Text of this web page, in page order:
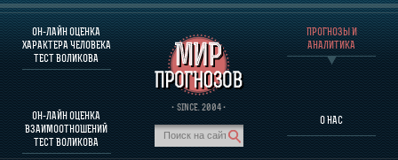
ОН-ЛАЙН ОЦЕНКА
ХАРАКТЕРА ЧЕЛОВЕКА
ТЕСТ ВОЛИКОВА
ОН-ЛАЙН ОЦЕНКА
ВЗАИМООТНОШЕНИЙ
ТЕСТ ВОЛИКОВА
· SINCE. 2004 ·
ПРОГНОЗЫ И
АНАЛИТИКА
О НАС
О ПРОГРАММЕ
ОЦЕНКА ХАРАКТЕРA ЧЕЛОВЕКА
ОЦЕНКА ХАРАКТЕРА ВЫДАЮЩИХСЯ ЛИЧНОСТЕЙ
О ПРОГРАММЕ
ПРОГНОЗЫ И АНАЛИТИКА